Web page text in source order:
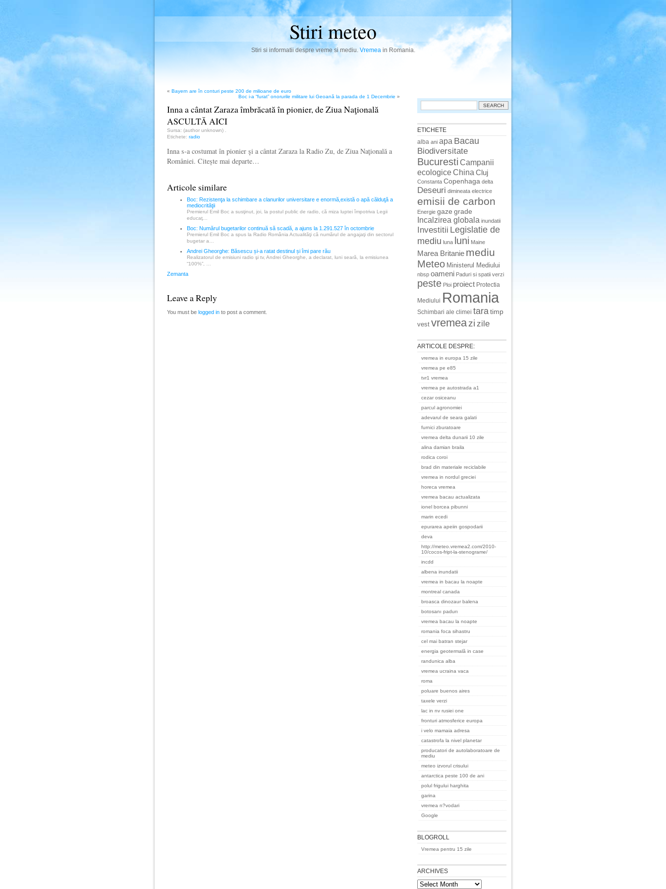
Stiri meteo
Stiri si informatii despre vreme si mediu. Vremeain Romania.
« Bayern are în conturi peste 200 de milioane de euro
Boc i-a “furat” onorurile militare lui Geoană la parada de 1 Decembrie »
Inna a cântat Zaraza îmbrăcată în pionier, de Ziua Naţională
ASCULTĂ AICI
Sursa: (author unknown)
Etichete: radio
Inna s-a costumat în pionier şi a cântat Zaraza la Radio Zu, de Ziua Naţională a
României. Citește mai departe…
Articole similare
Boc: Rezistenţa la schimbare a clanurilor universitare e enormă,există o apă călduţă a
mediocrităţii
Premierul Emil Boc a susţinut, joi, la postul public de radio, că miza luptei împotriva Legii
educaţ…
Boc: Numărul bugetarilor continuă să scadă, a ajuns la 1.291.527 în octombrie
Premierul Emil Boc a spus la Radio România Actualităţi că numărul de angajaţi din sectorul
bugetar a…
Andrei Gheorghe: Băsescu și-a ratat destinul și îmi pare rău
Realizatorul de emisiuni radio şi tv, Andrei Gheorghe, a declarat, luni seară, la emisiunea
“100%”, …
Zemanta
Leave a Reply
You must be logged in to post a comment.
Search
ETICHETE
alba ani apa Bacau
Biodiversitate
Bucuresti Campanii
ecologiceChina Cluj
Constanta Copenhaga delta
Deseuri dimineata electrice
emisii de carbon
Energie gaze grade
Incalzirea globala inundatii
Investitii Legislatie de
mediu luna luni Maine
Marea Britanie mediu
Meteo Ministerul Mediului
nbsp oameni Paduri si spatii verzi
peste Ploi proiect Protectia
Mediului Romania
Schimbari ale climei taratimp
vest vremeazi zile
ARTICOLE DESPRE:
vremea in europa 15 zile
vremea pe e85
tvr1 vremea
vremea pe autostrada a1
cezar osiceanu
parcul agronomiei
adevarul de seara galati
furnici zburatoare
vremea delta dunarii 10 zile
alina damian braila
rodica coroi
brad din materiale reciclabile
vremea in nordul greciei
horeca vremea
vremea bacau actualizata
ionel borcea pibunni
marin ecedi
epurarea apeiin gospodarii
deva
http://meteo.vremea2.com/2010-
10/cocos-fript-la-stenograme/
incdd
albena inundatii
vremea in bacau la noapte
montreal canada
broasca dinozaur balena
botosanı padurı
vremea bacau la noapte
romania foca sihastru
cel mai batran stejar
energia geotermală in case
randunica alba
vremea ucraina vaca
roma
poluare buenos aires
taxele verzi
lac in nv rusiei one
fronturi atmosferice europa
i velo mamaia adresa
catastrofa la nivel planetar
producatori de autolaboratoare de
mediu
meteo izvorul crisului
antarctica peste 100 de ani
polul frigului harghita
garina
vremea n?vodari
Google
BLOGROLL
Vremea pentru 15 zile
ARCHIVES
Archives